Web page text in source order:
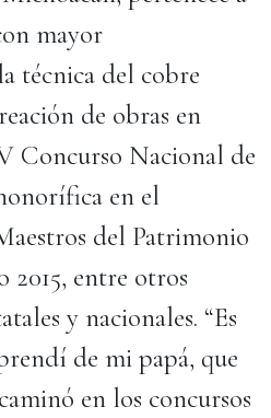
mayor
técnica del cobre
de obras en
Concurso Nacional de
en el
del Patrimonio
2015, entre otros
y nacionales. “Es
de mi papá, que
en los concursos